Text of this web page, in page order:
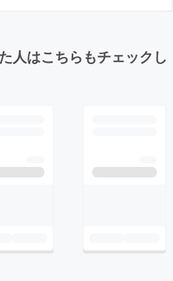
人はこちらもチェックし